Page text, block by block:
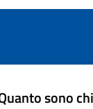
sono